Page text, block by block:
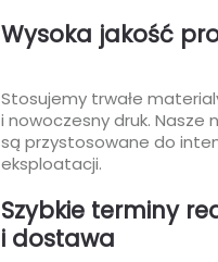
Wysoka jakość
Stosujemy trwałe
i nowoczesny druk. Nasze
są przystosowane do
eksploatacji.
Szybkie terminy
i dostawa